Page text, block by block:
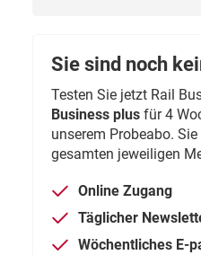
Sie sind noch
Testen Sie jetzt Rail
Business plus für 4
unserem Probeabo.
gesamten jeweiligen
Online Zugang
Täglicher
Wöchentliches E-